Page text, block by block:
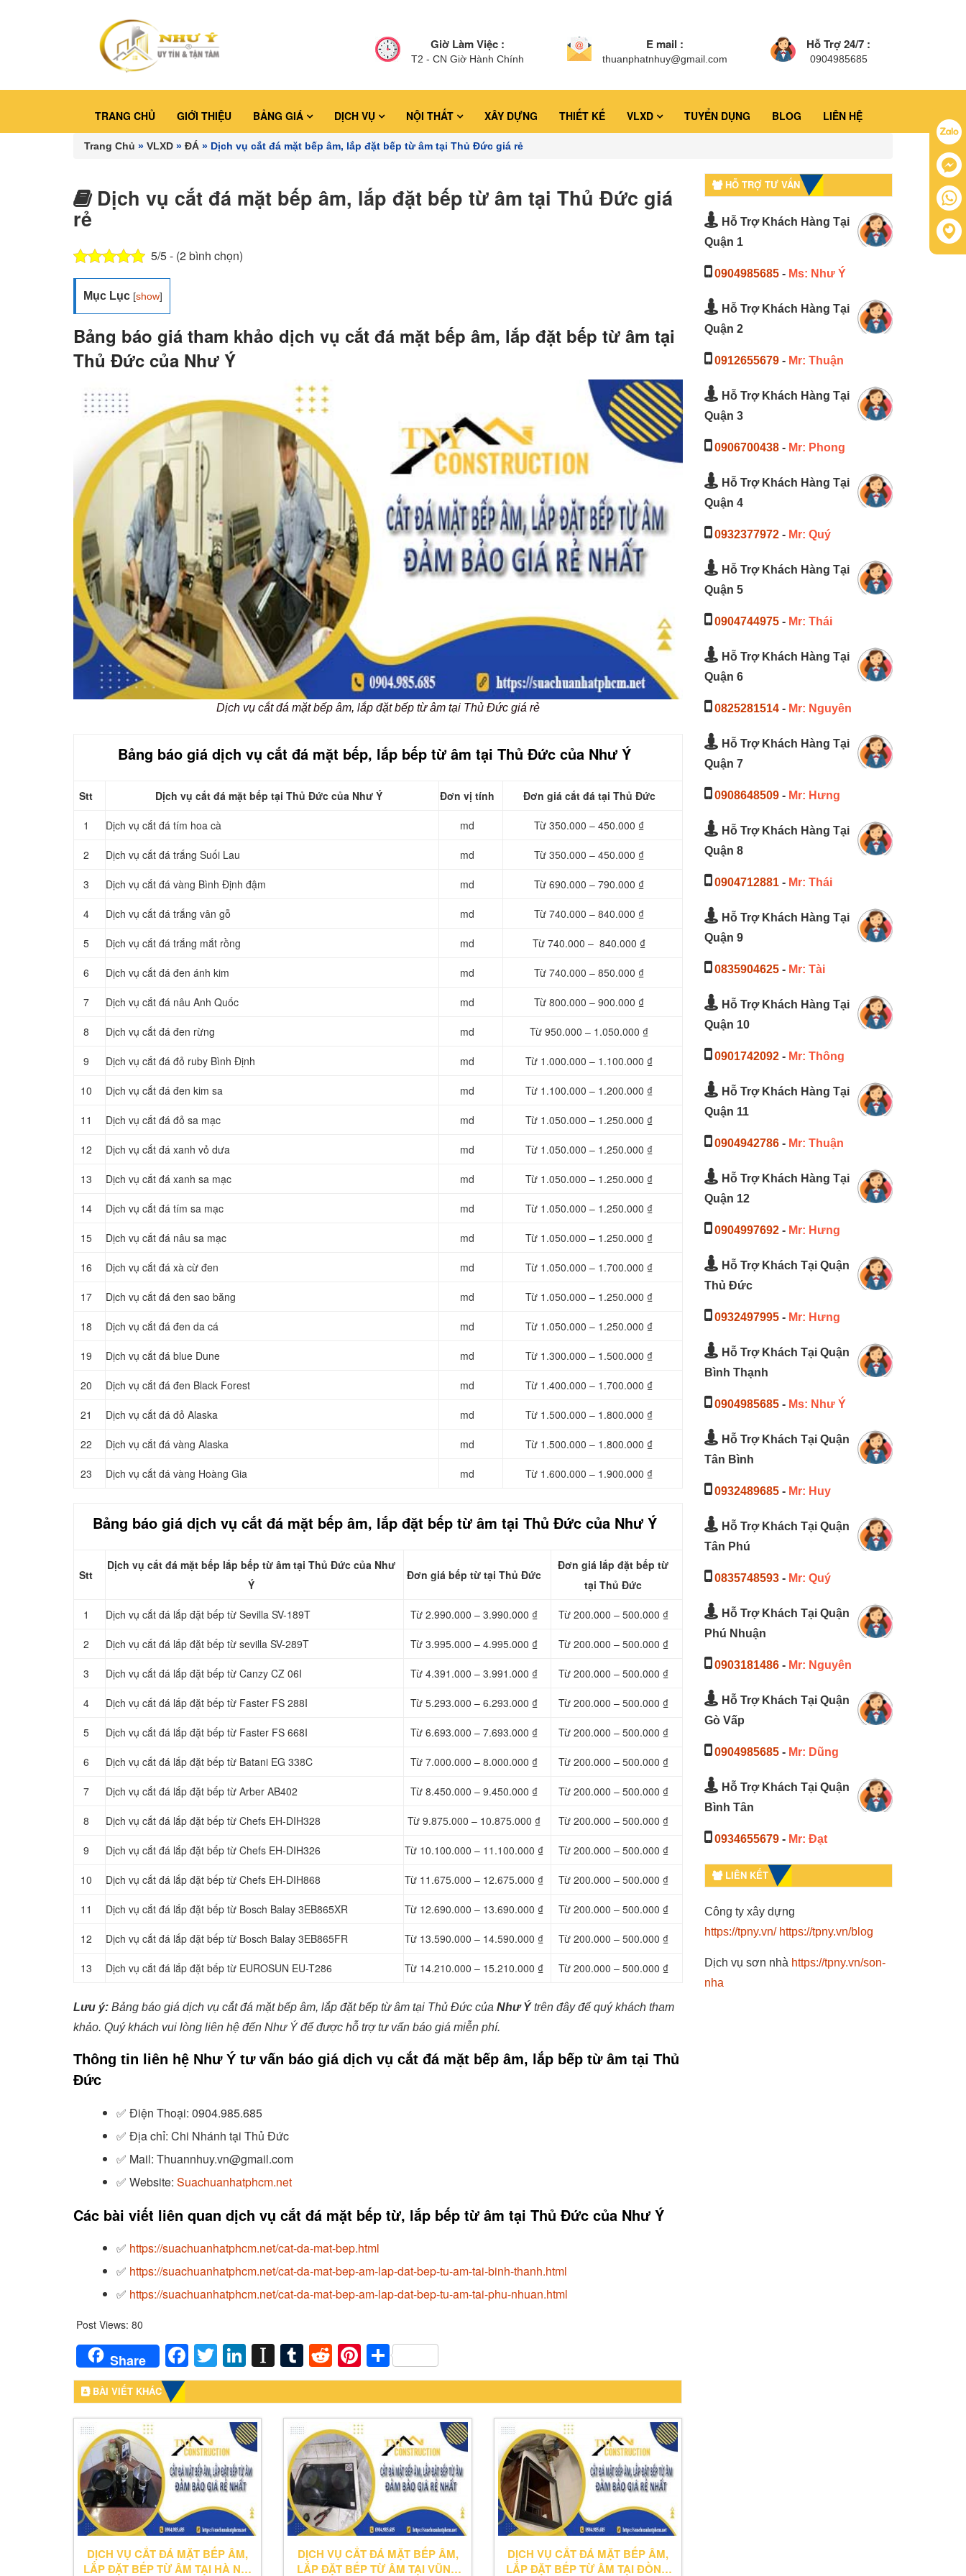
Giờ Làm Việc :
T2 - CN Giờ Hành Chính
E mail :
thuanphatnhuy@gmail.com
Hỗ Trợ 24/7 :
0904985685
TRANG CHỦ GIỚI THIỆU BẢNG GIÁ DỊCH VỤ NỘI THẤT XÂY DỰNG THIẾT KẾ VLXD TUYỂN DỤNG BLOG LIÊN HỆ
Trang Chủ » VLXD » ĐÁ » Dịch vụ cắt đá mặt bếp âm, lắp đặt bếp từ âm tại Thủ Đức giá rẻ
Dịch vụ cắt đá mặt bếp âm, lắp đặt bếp từ âm tại Thủ Đức giá
rẻ
5/5 - (2 bình chọn)
Mục Lục [show]
Bảng báo giá tham khảo dịch vụ cắt đá mặt bếp âm, lắp đặt bếp từ âm tại
Thủ Đức của Như Ý
Dịch vụ cắt đá mặt bếp âm, lắp đặt bếp từ âm tại Thủ Đức giá rẻ
Bảng báo giá dịch vụ cắt đá mặt bếp, lắp bếp từ âm tại Thủ Đức của Như Ý
Stt Dịch vụ cắt đá mặt bếp tại Thủ Đức của Như Ý Đơn vị tính Đơn giá cắt đá tại Thủ Đức
1 Dịch vụ cắt đá tím hoa cà md Từ 350.000 – 450.000 ₫
2 Dịch vụ cắt đá trắng Suối Lau md Từ 350.000 – 450.000 ₫
3 Dịch vụ cắt đá vàng Bình Định đậm md Từ 690.000 – 790.000 ₫
4 Dịch vụ cắt đá trắng vân gỗ md Từ 740.000 – 840.000 ₫
5 Dịch vụ cắt đá trắng mắt rồng md Từ 740.000 – 840.000 ₫
6 Dịch vụ cắt đá đen ánh kim md Từ 740.000 – 850.000 ₫
7 Dịch vụ cắt đá nâu Anh Quốc md Từ 800.000 – 900.000 ₫
8 Dịch vụ cắt đá đen rừng md Từ 950.000 – 1.050.000 ₫
9 Dịch vụ cắt đá đỏ ruby Bình Định md Từ 1.000.000 – 1.100.000 ₫
10 Dịch vụ cắt đá đen kim sa md Từ 1.100.000 – 1.200.000 ₫
11 Dịch vụ cắt đá đỏ sa mạc md Từ 1.050.000 – 1.250.000 ₫
12 Dịch vụ cắt đá xanh vỏ dưa md Từ 1.050.000 – 1.250.000 ₫
13 Dịch vụ cắt đá xanh sa mạc md Từ 1.050.000 – 1.250.000 ₫
14 Dịch vụ cắt đá tím sa mạc md Từ 1.050.000 – 1.250.000 ₫
15 Dịch vụ cắt đá nâu sa mạc md Từ 1.050.000 – 1.250.000 ₫
16 Dịch vụ cắt đá xà cừ đen md Từ 1.050.000 – 1.700.000 ₫
17 Dịch vụ cắt đá đen sao băng md Từ 1.050.000 – 1.250.000 ₫
18 Dịch vụ cắt đá đen da cá md Từ 1.050.000 – 1.250.000 ₫
19 Dịch vụ cắt đá blue Dune md Từ 1.300.000 – 1.500.000 ₫
20 Dịch vụ cắt đá đen Black Forest md Từ 1.400.000 – 1.700.000 ₫
21 Dịch vụ cắt đá đỏ Alaska md Từ 1.500.000 – 1.800.000 ₫
22 Dịch vụ cắt đá vàng Alaska md Từ 1.500.000 – 1.800.000 ₫
23 Dịch vụ cắt đá vàng Hoàng Gia md Từ 1.600.000 – 1.900.000 ₫
Bảng báo giá dịch vụ cắt đá mặt bếp âm, lắp đặt bếp từ âm tại Thủ Đức của Như Ý
Stt
Dịch vụ cắt đá mặt bếp lắp bếp từ âm tại Thủ Đức của Như
Ý
Đơn giá bếp từ tại Thủ Đức
Đơn giá lắp đặt bếp từ
tại Thủ Đức
1 Dịch vụ cắt đá lắp đặt bếp từ Sevilla SV-189T Từ 2.990.000 – 3.990.000 ₫ Từ 200.000 – 500.000 ₫
2 Dịch vụ cắt đá lắp đặt bếp từ sevilla SV-289T Từ 3.995.000 – 4.995.000 ₫ Từ 200.000 – 500.000 ₫
3 Dịch vụ cắt đá lắp đặt bếp từ Canzy CZ 06I Từ 4.391.000 – 3.991.000 ₫ Từ 200.000 – 500.000 ₫
4 Dịch vụ cắt đá lắp đặt bếp từ Faster FS 288I Từ 5.293.000 – 6.293.000 ₫ Từ 200.000 – 500.000 ₫
5 Dịch vụ cắt đá lắp đặt bếp từ Faster FS 668I Từ 6.693.000 – 7.693.000 ₫ Từ 200.000 – 500.000 ₫
6 Dịch vụ cắt đá lắp đặt bếp từ Batani EG 338C Từ 7.000.000 – 8.000.000 ₫ Từ 200.000 – 500.000 ₫
7 Dịch vụ cắt đá lắp đặt bếp từ Arber AB402 Từ 8.450.000 – 9.450.000 ₫ Từ 200.000 – 500.000 ₫
8 Dịch vụ cắt đá lắp đặt bếp từ Chefs EH-DIH328 Từ 9.875.000 – 10.875.000 ₫ Từ 200.000 – 500.000 ₫
9 Dịch vụ cắt đá lắp đặt bếp từ Chefs EH-DIH326 Từ 10.100.000 – 11.100.000 ₫ Từ 200.000 – 500.000 ₫
10 Dịch vụ cắt đá lắp đặt bếp từ Chefs EH-DIH868 Từ 11.675.000 – 12.675.000 ₫ Từ 200.000 – 500.000 ₫
11 Dịch vụ cắt đá lắp đặt bếp từ Bosch Balay 3EB865XR Từ 12.690.000 – 13.690.000 ₫ Từ 200.000 – 500.000 ₫
12 Dịch vụ cắt đá lắp đặt bếp từ Bosch Balay 3EB865FR Từ 13.590.000 – 14.590.000 ₫ Từ 200.000 – 500.000 ₫
13 Dịch vụ cắt đá lắp đặt bếp từ EUROSUN EU-T286 Từ 14.210.000 – 15.210.000 ₫ Từ 200.000 – 500.000 ₫
Lưu ý: Bảng báo giá dịch vụ cắt đá mặt bếp âm, lắp đặt bếp từ âm tại Thủ Đức của Như Ýtrên đây để quý khách tham
khảo. Quý khách vui lòng liên hệ đến Như Ý để được hỗ trợ tư vấn báo giá miễn phí.
Thông tin liên hệ Như Ý tư vấn báo giá dịch vụ cắt đá mặt bếp âm, lắp bếp từ âm tại Thủ
Đức
✅ Điện Thoại: 0904.985.685
✅ Địa chỉ: Chi Nhánh tại Thủ Đức
✅ Mail: Thuannhuy.vn@gmail.com
✅ Website: Suachuanhatphcm.net
Các bài viết liên quan dịch vụ cắt đá mặt bếp từ, lắp bếp từ âm tại Thủ Đức của Như Ý
✅ https://suachuanhatphcm.net/cat-da-mat-bep.html
✅ https://suachuanhatphcm.net/cat-da-mat-bep-am-lap-dat-bep-tu-am-tai-binh-thanh.html
✅ https://suachuanhatphcm.net/cat-da-mat-bep-am-lap-dat-bep-tu-am-tai-phu-nhuan.html
Post Views: 80
Share Facebook
TwitterLinkedIn
Instapaper
Tumblr
Reddit
Pinterest
Share
BÀI VIẾT KHÁC
DỊCH VỤ CẮT ĐÁ MẶT BẾP ÂM,
LẮP ĐẶT BẾP TỪ ÂM TẠI HÀ NỘI
DỊCH VỤ CẮT ĐÁ MẶT BẾP ÂM,
LẮP ĐẶT BẾP TỪ ÂM TẠI VŨNG
DỊCH VỤ CẮT ĐÁ MẶT BẾP ÂM,
LẮP ĐẶT BẾP TỪ ÂM TẠI ĐỒNG
HỖ TRỢ TƯ VẤN
Hỗ Trợ Khách Hàng Tại
Quận 1
0904985685- Ms: Như Ý
Hỗ Trợ Khách Hàng Tại
Quận 2
0912655679- Mr: Thuận
Hỗ Trợ Khách Hàng Tại
Quận 3
0906700438- Mr: Phong
Hỗ Trợ Khách Hàng Tại
Quận 4
0932377972- Mr: Quý
Hỗ Trợ Khách Hàng Tại
Quận 5
0904744975- Mr: Thái
Hỗ Trợ Khách Hàng Tại
Quận 6
0825281514- Mr: Nguyên
Hỗ Trợ Khách Hàng Tại
Quận 7
0908648509- Mr: Hưng
Hỗ Trợ Khách Hàng Tại
Quận 8
0904712881- Mr: Thái
Hỗ Trợ Khách Hàng Tại
Quận 9
0835904625- Mr: Tài
Hỗ Trợ Khách Hàng Tại
Quận 10
0901742092- Mr: Thông
Hỗ Trợ Khách Hàng Tại
Quận 11
0904942786- Mr: Thuận
Hỗ Trợ Khách Hàng Tại
Quận 12
0904997692- Mr: Hưng
Hỗ Trợ Khách Tại Quận
Thủ Đức
0932497995- Mr: Hưng
Hỗ Trợ Khách Tại Quận
Bình Thạnh
0904985685- Ms: Như Ý
Hỗ Trợ Khách Tại Quận
Tân Bình
0932489685- Mr: Huy
Hỗ Trợ Khách Tại Quận
Tân Phú
0835748593- Mr: Quý
Hỗ Trợ Khách Tại Quận
Phú Nhuận
0903181486- Mr: Nguyên
Hỗ Trợ Khách Tại Quận
Gò Vấp
0904985685- Mr: Dũng
Hỗ Trợ Khách Tại Quận
Bình Tân
0934655679- Mr: Đạt
LIÊN KẾT
Công ty xây dựng
https://tpny.vn/ https://tpny.vn/blog
Dịch vụ sơn nhà https://tpny.vn/son-
nha